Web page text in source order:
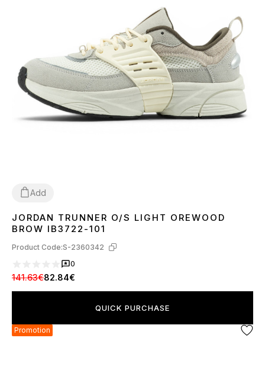
Add
36373839 4041 424344 45
JORDAN TRUNNER O/S LIGHT OREWOOD
BROW IB3722-101
Product Code:S-2360342
0
141.63€82.84€
QUICK PURCHASE
Promotion